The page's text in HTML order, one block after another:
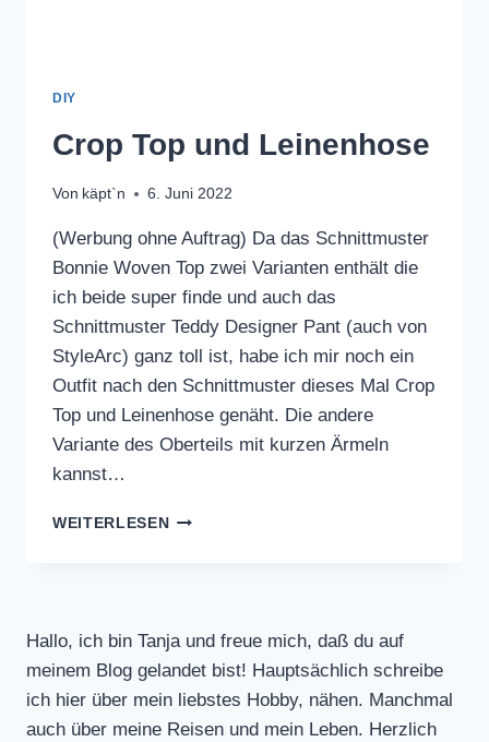
DIY
Crop Top und Leinenhose
Von käpt`n 6. Juni 2022
(Werbung ohne Auftrag) Da das Schnittmuster
Bonnie Woven Top zwei Varianten enthält die
ich beide super finde und auch das
Schnittmuster Teddy Designer Pant (auch von
StyleArc) ganz toll ist, habe ich mir noch ein
Outfit nach den Schnittmuster dieses Mal Crop
Top und Leinenhose genäht. Die andere
Variante des Oberteils mit kurzen Ärmeln
kannst…
WEITERLESENCROP
Hallo, ich bin Tanja und freue mich, daß du auf
meinem Blog gelandet bist! Hauptsächlich schreibe
ich hier über mein liebstes Hobby, nähen. Manchmal
auch über meine Reisen und mein Leben. Herzlich